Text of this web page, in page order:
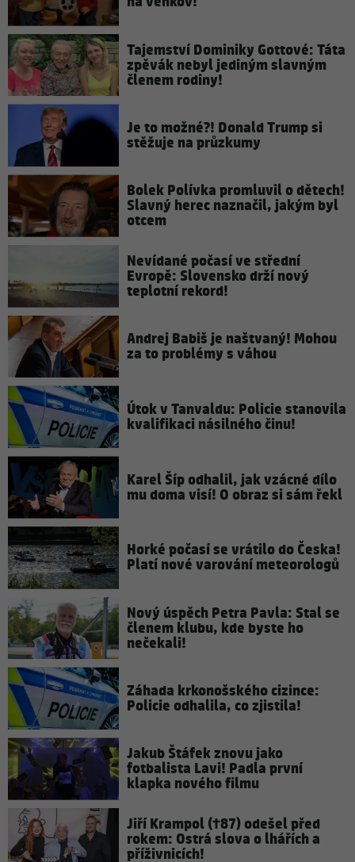
Tajemství Dominiky Gottové: Táta
zpěvák nebyl jediným slavným
členem rodiny!
Je to možné?! Donald Trump si
stěžuje na průzkumy
Bolek Polívka promluvil o dětech!
Slavný herec naznačil, jakým byl
otcem
Nevídané počasí ve střední
Evropě: Slovensko drží nový
teplotní rekord!
Andrej Babiš je naštvaný! Mohou
za to problémy s váhou
Útok v Tanvaldu: Policie stanovila
kvalifikaci násilného činu!
Karel Šíp odhalil, jak vzácné dílo
mu doma visí! O obraz si sám řekl
Horké počasí se vrátilo do Česka!
Platí nové varování meteorologů
Nový úspěch Petra Pavla: Stal se
členem klubu, kde byste ho
nečekali!
Záhada krkonošského cizince:
Policie odhalila, co zjistila!
Jakub Štáfek znovu jako
fotbalista Lavi! Padla první
klapka nového filmu
Jiří Krampol (†87) odešel před
rokem: Ostrá slova o lhářích a
příživnicích!